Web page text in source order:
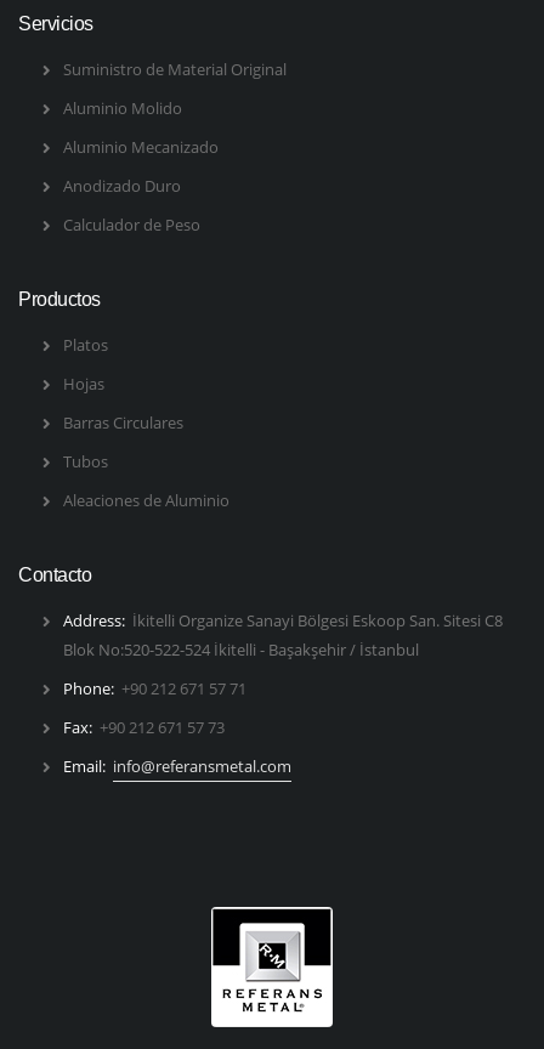
Servicios
Suministro de Material Original
Aluminio Molido
Aluminio Mecanizado
Anodizado Duro
Calculador de Peso
Productos
Platos
Hojas
Barras Circulares
Tubos
Aleaciones de Aluminio
Contacto
Address: İkitelli Organize Sanayi Bölgesi Eskoop San. Sitesi C8
Blok No:520-522-524 İkitelli - Başakşehir / İstanbul
Phone: +90 212 671 57 71
Fax: +90 212 671 57 73
Email: info@referansmetal.com